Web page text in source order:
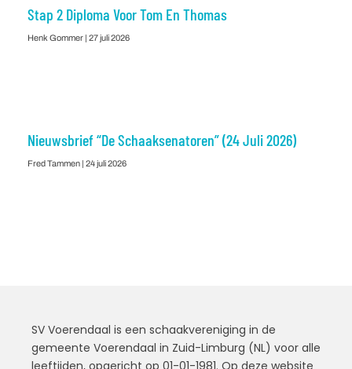
Stap 2 Diploma Voor Tom En Thomas
Henk Gommer 27 juli 2026
Nieuwsbrief “De Schaaksenatoren” (24 Juli 2026)
Fred Tammen 24 juli 2026
SV Voerendaal is een schaakvereniging in de
gemeente Voerendaal in Zuid-Limburg (NL) voor alle
leeftijden, opgericht op 01-01-1981. Op deze website